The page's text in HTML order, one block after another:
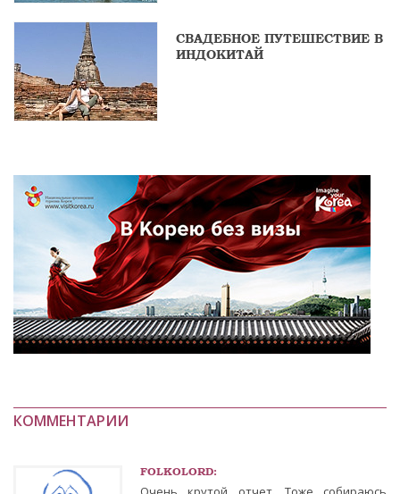
СВАДЕБНОЕ ПУТЕШЕСТВИЕ В
ИНДОКИТАЙ
КОММЕНТАРИИ
FOLKOLORD: